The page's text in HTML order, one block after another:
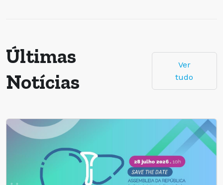
Últimas
Notícias
Ver
tudo